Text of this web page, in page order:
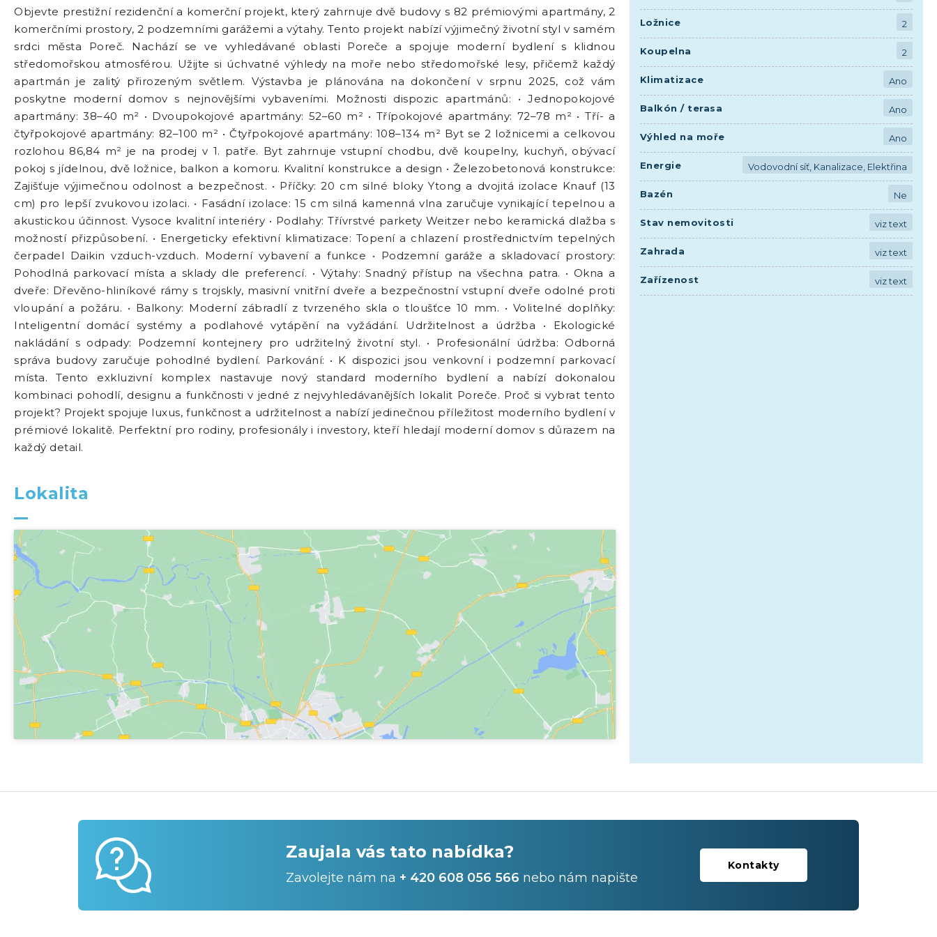
Objevte prestižní rezidenční a komerční projekt, který zahrnuje dvě budovy s 82 prémiovými apartmány, 2
komerčními prostory, 2 podzemními garážemi a výtahy. Tento projekt nabízí výjimečný životní styl v samém
srdci města Poreč. Nachází se ve vyhledávané oblasti Poreče a spojuje moderní bydlení s klidnou
středomořskou atmosférou. Užijte si úchvatné výhledy na moře nebo středomořské lesy, přičemž každý
apartmán je zalitý přirozeným světlem. Výstavba je plánována na dokončení v srpnu 2025, což vám
poskytne moderní domov s nejnovějšími vybaveními. Možnosti dispozic apartmánů: • Jednopokojové
apartmány: 38–40 m² • Dvoupokojové apartmány: 52–60 m² • Třípokojové apartmány: 72–78 m² • Tří- a
čtyřpokojové apartmány: 82–100 m² • Čtyřpokojové apartmány: 108–134 m² Byt se 2 ložnicemi a celkovou
rozlohou 86,84 m² je na prodej v 1. patře. Byt zahrnuje vstupní chodbu, dvě koupelny, kuchyň, obývací
pokoj s jídelnou, dvě ložnice, balkon a komoru. Kvalitní konstrukce a design • Železobetonová konstrukce:
Zajišťuje výjimečnou odolnost a bezpečnost. • Příčky: 20 cm silné bloky Ytong a dvojitá izolace Knauf (13
cm) pro lepší zvukovou izolaci. • Fasádní izolace: 15 cm silná kamenná vlna zaručuje vynikající tepelnou a
akustickou účinnost. Vysoce kvalitní interiéry • Podlahy: Třívrstvé parkety Weitzer nebo keramická dlažba s
možností přizpůsobení. • Energeticky efektivní klimatizace: Topení a chlazení prostřednictvím tepelných
čerpadel Daikin vzduch-vzduch. Moderní vybavení a funkce • Podzemní garáže a skladovací prostory:
Pohodlná parkovací místa a sklady dle preferencí. • Výtahy: Snadný přístup na všechna patra. • Okna a
dveře: Dřevěno-hliníkové rámy s trojskly, masivní vnitřní dveře a bezpečnostní vstupní dveře odolné proti
vloupání a požáru. • Balkony: Moderní zábradlí z tvrzeného skla o tloušťce 10 mm. • Volitelné doplňky:
Inteligentní domácí systémy a podlahové vytápění na vyžádání. Udržitelnost a údržba • Ekologické
nakládání s odpady: Podzemní kontejnery pro udržitelný životní styl. • Profesionální údržba: Odborná
správa budovy zaručuje pohodlné bydlení. Parkování: • K dispozici jsou venkovní i podzemní parkovací
místa. Tento exkluzivní komplex nastavuje nový standard moderního bydlení a nabízí dokonalou
kombinaci pohodlí, designu a funkčnosti v jedné z nejvyhledávanějších lokalit Poreče. Proč si vybrat tento
projekt? Projekt spojuje luxus, funkčnost a udržitelnost a nabízí jedinečnou příležitost moderního bydlení v
prémiové lokalitě. Perfektní pro rodiny, profesionály i investory, kteří hledají moderní domov s důrazem na
každý detail.
Lokalita
Ložnice 2
Koupelna 2
Klimatizace Ano
Balkón / terasa Ano
Výhled na moře Ano
Energie Vodovodní síť, Kanalizace, Elektřina
Bazén Ne
Stav nemovitosti viz text
Zahrada viz text
Zařízenost viz text
Zaujala vás tato nabídka?
Zavolejte nám na + 420 608 056 566 nebo nám napište
Kontakty